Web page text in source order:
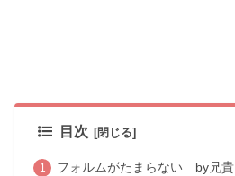
目次
フォルムがたまらない by兄貴